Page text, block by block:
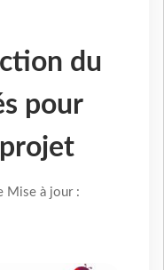
du
pour
Mise à jour :